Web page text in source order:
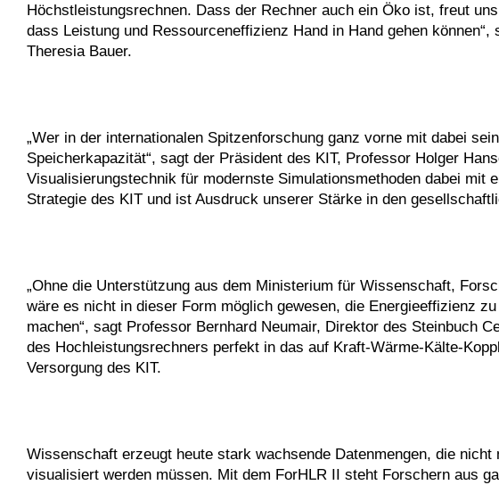
Höchstleistungsrechnen. Dass der Rechner auch ein Öko ist, freut
dass Leistung und Ressourceneffizienz Hand in Hand gehen
Theresia Bauer.
„Wer in der internationalen Spitzenforschung ganz vorne mit dabei
Speicherkapazität“, sagt der Präsident des KIT, Professor Holger
Visualisierungstechnik für modernste Simulationsmethoden dabei mit
Strategie des KIT und ist Ausdruck unserer Stärke in den
„Ohne die Unterstützung aus dem Ministerium für Wissenschaft,
wäre es nicht in dieser Form möglich gewesen, die Energieeffizienz
machen“, sagt Professor Bernhard Neumair, Direktor des Steinbuch
des Hochleistungsrechners perfekt in das auf Kraft-Wärme-Kälte-
Versorgung des KIT.
Wissenschaft erzeugt heute stark wachsende Datenmengen, die
visualisiert werden müssen. Mit dem ForHLR II steht Forschern aus